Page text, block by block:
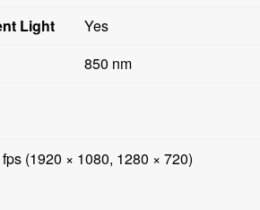
Light
Yes
850 nm
(1920 × 1080, 1280 × 720)